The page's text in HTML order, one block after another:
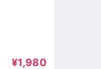
¥1,980